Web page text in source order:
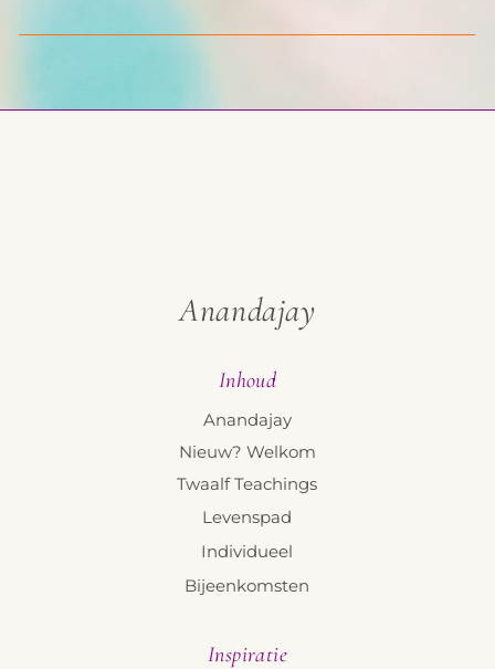
Inspiratie
Inhoud
Nieuw? Welkom
Anandajay
Twaalf Teachings
Levenspad
Individueel
Bijeenkomsten
Anandajay